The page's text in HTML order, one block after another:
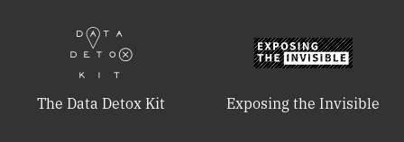
The Data Detox Kit Exposing the Invisible